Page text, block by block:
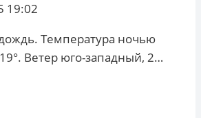
19:02
Температура ночью
Ветер юго-западный, 2…